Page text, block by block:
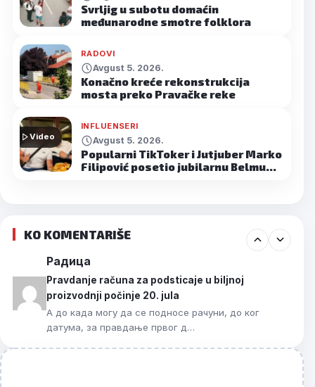
Svrljig u subotu domaćin
međunarodne smotre folklora
RADOVI
Avgust 5. 2026.
Konačno kreće rekonstrukcija
mosta preko Pravačke reke
Video
INFLUENSERI
Avgust 5. 2026.
Popularni TikToker i Jutjuber Marko
Filipović posetio jubilarnu Belmu…
KO KOMENTARIŠE
Радица
Pravdanje računa za podsticaje u biljnoj
proizvodnji počinje 20. jula
А до када могу да се подносе рачуни, до ког
датума, за правдање првог д…